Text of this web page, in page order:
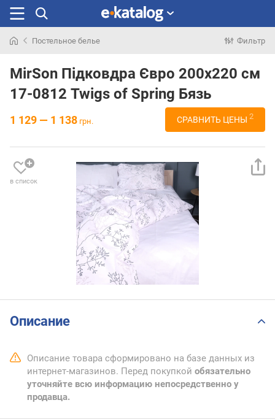
раньше
Постельное белье Фильтр
MirSon Підковдра Євро 200х220 см
17-0812 Twigs of Spring Бязь
1 129 — 1 138 грн. СРАВНИТЬ ЦЕНЫ 2
в список
Описание
Описание товара сформировано на базе данных из
интернет-магазинов. Перед покупкой обязательно
уточняйте всю информацию непосредственно у
продавца.